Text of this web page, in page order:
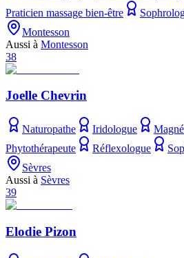
Praticien massage bien-être
Montesson
Aussi à Montesson
38
Joelle Chevrin
Naturopathe Iridologue
Phytothérapeute
Réflexologue
Sèvres
Aussi à Sèvres
39
Elodie Pizon